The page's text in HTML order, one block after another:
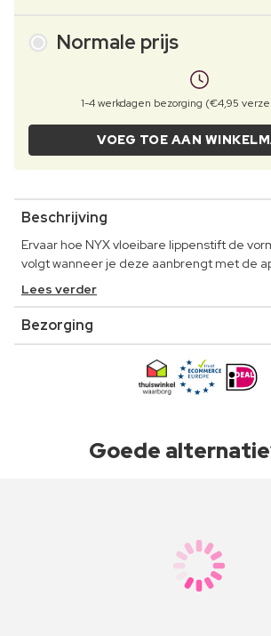
Normale prijs
1-4 werkdagen bezorging (€4,95
VOEG TOE AAN
Beschrijving
Ervaar hoe NYX vloeibare lippenstift de
volgt wanneer je deze aanbrengt met de
Lees verder
Bezorging
Goede